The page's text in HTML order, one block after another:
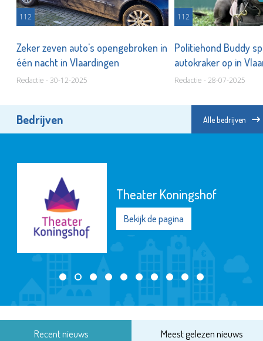
112
Zeker zeven auto's opengebroken in
één nacht in Vlaardingen
Redactie - 30-12-2025
112
Politiehond Buddy
autokraker op in
Redactie - 28-07-2025
Bedrijven Alle bedrijven
Theater Koningshof
Bekijk de pagina
Recent nieuws Meest gelezen nieuws